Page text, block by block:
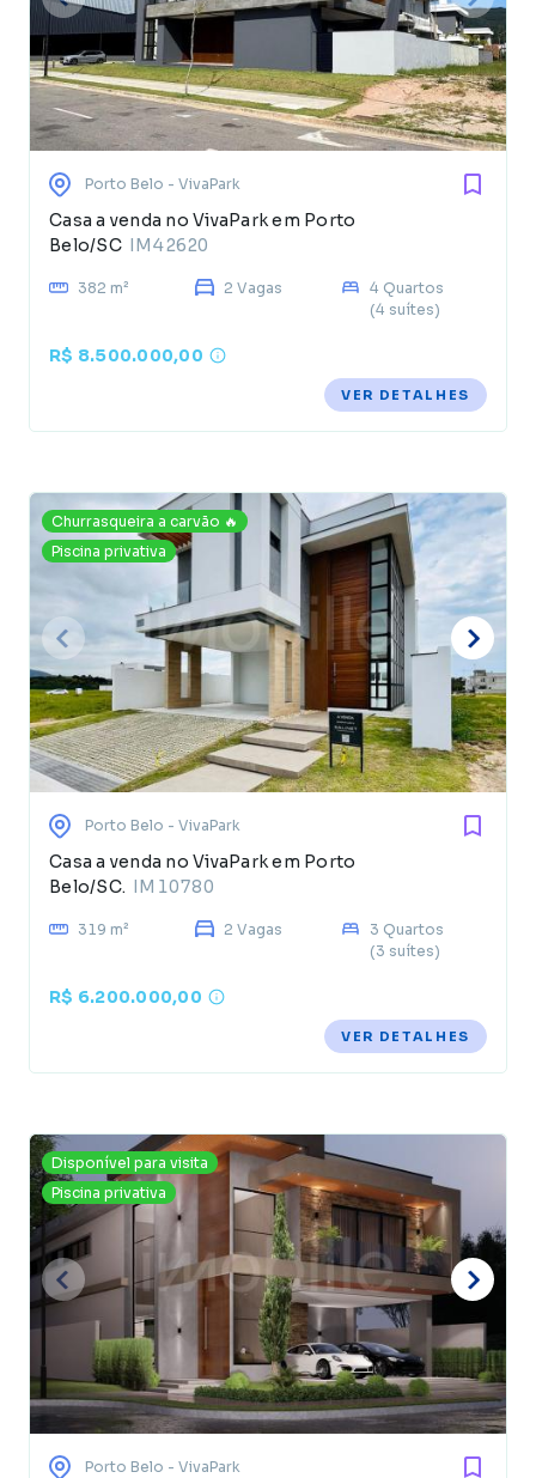
Porto Belo - VivaPark
Casa a venda no VivaPark em Porto
Belo/SC IM42620
382 m² 2 Vagas
4 Quartos
(4 suítes)
R$ 8.500.000,00
VER DETALHES
Churrasqueira a carvão 🔥
Piscina privativa
Porto Belo - VivaPark
Casa a venda no VivaPark em Porto
Belo/SC. IM10780
319 m² 2 Vagas
3 Quartos
(3 suítes)
R$ 6.200.000,00
VER DETALHES
Disponível para visita
Piscina privativa
Porto Belo - VivaPark